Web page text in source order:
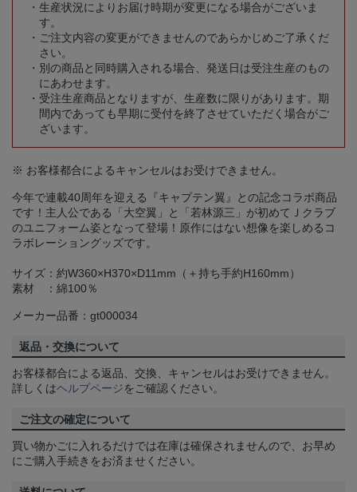
生産状況によりお届け時期が変更になる場合がございま
す。
ご注文内容の変更ができませんのであらかじめご了承くだ
さい。
別の商品と同時購入される場合、発送日は受注生産のもの
にあわせます。
受注生産商品となりますが、生産数に限りがあります。期
間内であっても早期に受付を終了させていただく場合がご
ざいます。
※ お客様都合によるキャンセルはお受けできません。
今年で連載40周年を迎える『キャプテン翼』との記念コラボ商品
です！主人公である「大空翼」と「若林源三」が初めてＪクラブ
のユニフォーム姿となって登場！原作にはない想像を楽しめるコ
ラボレーショングッズです。
サイズ：約W360×H370×D11mm（＋持ち手約H160mm）
素材 ：綿100％
メーカー品番：gt000034
返品・交換について
お客様都合による返品、交換、キャンセルはお受けできません。
詳しくはヘルプページをご確認ください。
ご注文の確定について
買い物かごに入れるだけでは在庫は確保されませんので、お早め
にご購入手続きをお済ませください。